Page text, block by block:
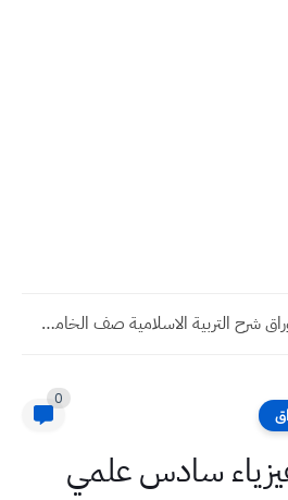
اوراق شرح التربية الاسلامية صف الخامس ابتدائي | اول خمس...
0
سادس علمي